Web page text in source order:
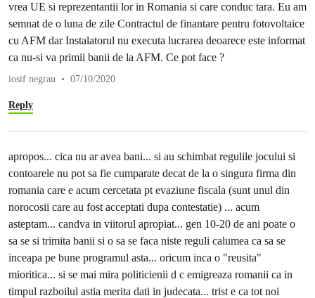
vrea UE si reprezentantii lor in Romania si care conduc tara. Eu am
semnat de o luna de zile Contractul de finantare pentru fotovoltaice
cu AFM dar Instalatorul nu executa lucrarea deoarece este informat
ca nu-si va primii banii de la AFM. Ce pot face ?
iosif negrau 07/10/2020
Reply
apropos... cica nu ar avea bani... si au schimbat regulile jocului si
contoarele nu pot sa fie cumparate decat de la o singura firma din
romania care e acum cercetata pt evaziune fiscala (sunt unul din
norocosii care au fost acceptati dupa contestatie) ... acum
asteptam... candva in viitorul apropiat... gen 10-20 de ani poate o
sa se si trimita banii si o sa se faca niste reguli calumea ca sa se
inceapa pe bune programul asta... oricum inca o "reusita"
mioritica... si se mai mira politicienii d c emigreaza romanii ca in
timpul razboilul astia merita dati in judecata... trist e ca tot noi